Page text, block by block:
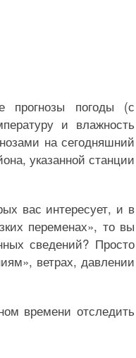
прогнозы погоды (с
и влажность
на сегодняшний
указанной станции
вас интересует, и в
переменах», то вы
сведений? Просто
ветрах, давлении
времени отследить